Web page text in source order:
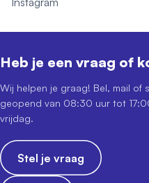
Heb je een vraag of
Wij helpen je graag! Bel, mail of
geopend van 08:30 uur tot
vrijdag.
Stel je vraag